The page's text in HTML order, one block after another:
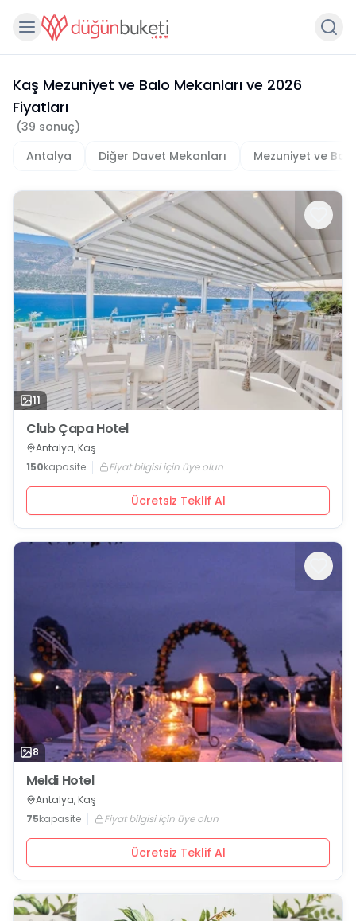
Kaş Mezuniyet ve Balo Mekanları ve 2026
Fiyatları
(39 sonuç)
Antalya
Diğer Davet Mekanları Mezuniyet ve
11
Club Çapa Hotel
Antalya, Kaş
150kapasite Fiyat bilgisi için üye olun
Ücretsiz Teklif Al
8
Meldi Hotel
Antalya, Kaş
75kapasite Fiyat bilgisi için üye olun
Ücretsiz Teklif Al